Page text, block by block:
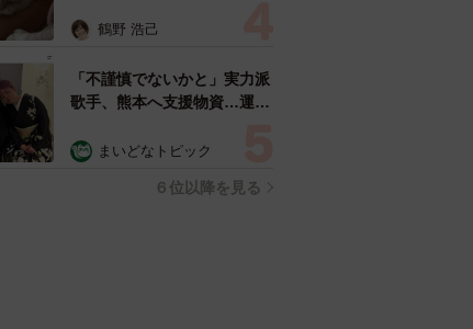
暮らすと「おじ猫」だって可
鶴野 浩己
「不謹慎でないかと」実力派
歌手、熊本へ支援物資…運搬
めらい 「痛いほど伝わる」
まいどなトピック
６位以降を見る